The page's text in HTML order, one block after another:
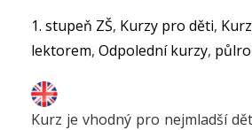
1. stupeň ZŠ, Kurzy pro děti,
lektorem, Odpolední kurzy,
Kurz je vhodný pro nejmladší